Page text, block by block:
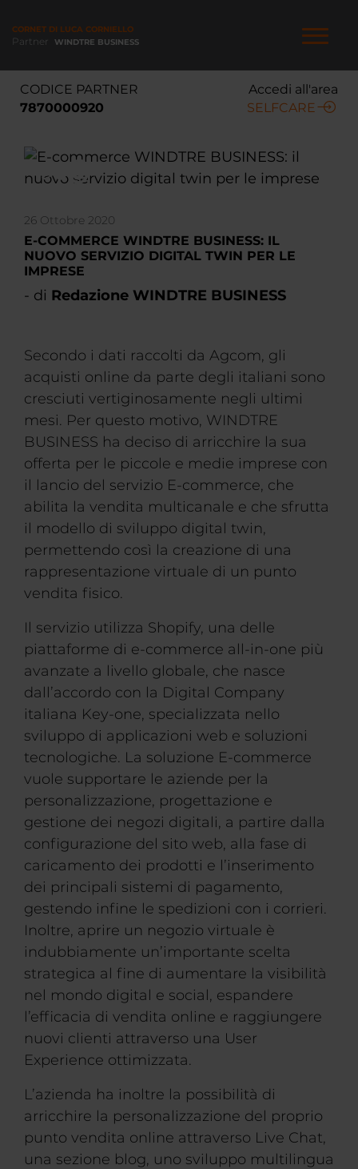
contenuto
CORNET DI LUCA CORNIELLO
Partner WINDTRE BUSINESS
CODICE PARTNER
7870000920
Accedi all'area
SELFCARE
NAVIGAZIONE
PRINCIPALE
26 Ottobre 2020
E-COMMERCE WINDTRE BUSINESS: IL
NUOVO SERVIZIO DIGITAL TWIN PER LE
IMPRESE
- di Redazione WINDTRE BUSINESS
Secondo i dati raccolti da Agcom, gli
acquisti online da parte degli italiani sono
cresciuti vertiginosamente negli ultimi
mesi. Per questo motivo, WINDTRE
BUSINESS ha deciso di arricchire la sua
offerta per le piccole e medie imprese con
il lancio del servizio E-commerce, che
abilita la vendita multicanale e che sfrutta
il modello di sviluppo digital twin,
permettendo così la creazione di una
rappresentazione virtuale di un punto
vendita fisico.
Il servizio utilizza Shopify, una delle
piattaforme di e-commerce all-in-one più
avanzate a livello globale, che nasce
dall’accordo con la Digital Company
italiana Key-one, specializzata nello
sviluppo di applicazioni web e soluzioni
tecnologiche. La soluzione E-commerce
vuole supportare le aziende per la
personalizzazione, progettazione e
gestione dei negozi digitali, a partire dalla
configurazione del sito web, alla fase di
caricamento dei prodotti e l’inserimento
dei principali sistemi di pagamento,
gestendo infine le spedizioni con i corrieri.
Inoltre, aprire un negozio virtuale è
indubbiamente un’importante scelta
strategica al fine di aumentare la visibilità
nel mondo digital e social, espandere
l’efficacia di vendita online e raggiungere
nuovi clienti attraverso una User
Experience ottimizzata.
L’azienda ha inoltre la possibilità di
arricchire la personalizzazione del proprio
punto vendita online attraverso Live Chat,
una sezione blog, uno sviluppo multilingua